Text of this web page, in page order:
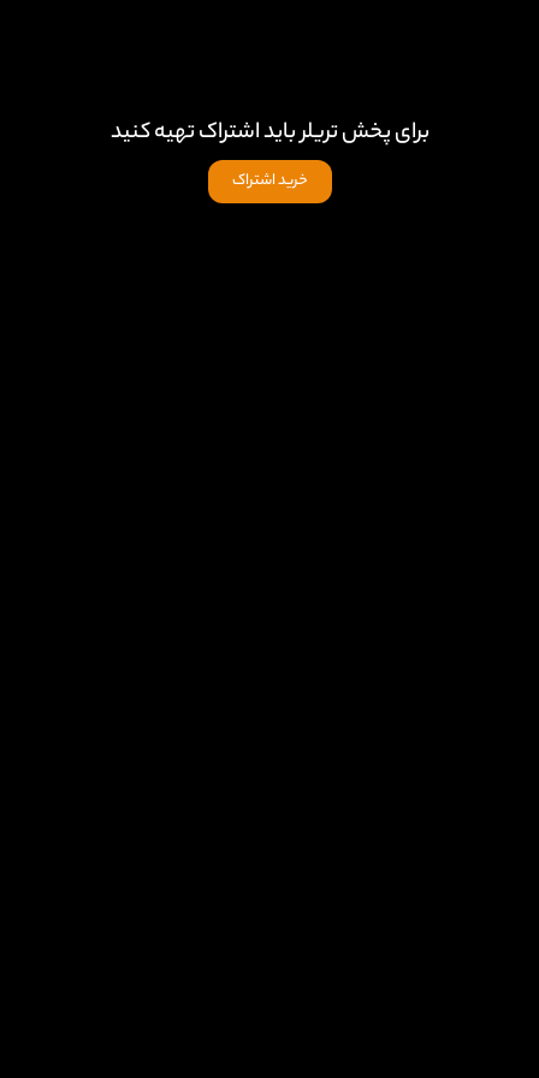
برای پخش تریلر باید اشتراک تهیه کنید
خرید اشتراک